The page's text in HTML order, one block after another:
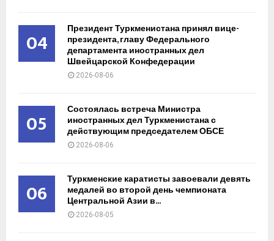
04 Президент Туркменистана принял вице-
президента, главу Федерального
департамента иностранных дел
Швейцарской Конфедерации
2026-08-06
05 Состоялась встреча Министра
иностранных дел Туркменистана с
действующим председателем ОБСЕ
2026-08-06
06 Туркменские каратисты завоевали девять
медалей во второй день чемпионата
Центральной Азии в...
2026-08-05